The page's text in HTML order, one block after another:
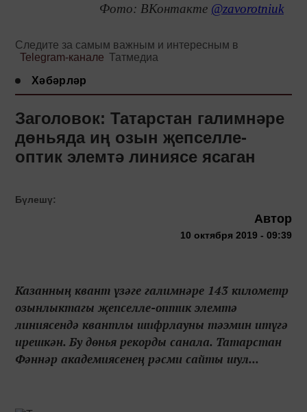
Фото: ВКонтакте @zavorotniuk
Следите за самым важным и интересным в
Telegram-канале Татмедиа
Хәбәрләр
Заголовок: Татарстан галимнәре
дөньяда иң озын җепселле-
оптик элемтә линиясе ясаган
Бүлешү:
Автор
10 октября 2019 - 09:39
Казанның квант үзәге галимнәре 143 километр
озынлыктагы җепселле-оптик элемтә
линиясендә квантлы шифрлауны тәэмин итүгә
ирешкән. Бу дөнья рекорды санала. Татарстан
Фәннәр академиясенең рәсми сайты шул...